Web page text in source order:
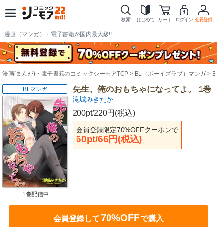
検索 はじめて カート ログイン 会員登録
漫画（マンガ）・電子書籍が国内最大級!!
漫画(まんが)・電子書籍のコミックシーモアTOP BL（ボーイズラブ）マンガ
先生、俺のおもちゃになってよ。 1巻
滝城みきたか
200pt/220円(税込)
会員登録限定70%OFFクーポンで
60pt/66円(税込)
BLマンガ
1巻配信中
会員登録して70%OFFで購入